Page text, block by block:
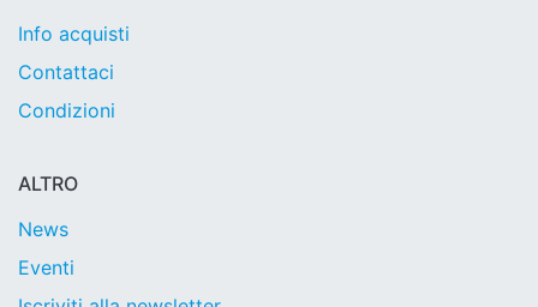
Info acquisti
Contattaci
Condizioni
ALTRO
News
Eventi